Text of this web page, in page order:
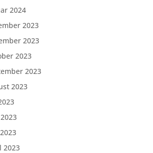
2024
2023
2023
2023
2023
2023
2023